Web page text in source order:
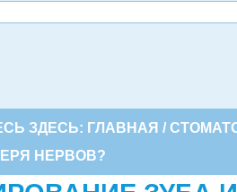
ЗДЕСЬ: ГЛАВНАЯ /
НЕРВОВ?